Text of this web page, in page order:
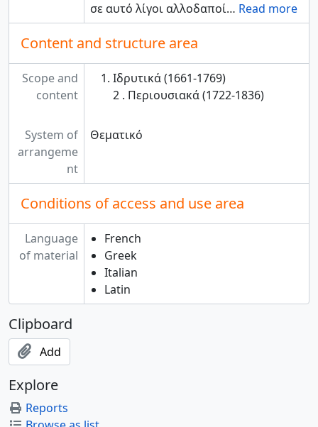
σε αυτό λίγοι αλλοδαποί… Read more
Content and structure area
Scope and
content
Ιδρυτικά (1661-1769)
2 . Περιουσιακά (1722-1836)
System of
arrangeme
nt
Θεματικό
Conditions of access and use area
Language
of material
French
Greek
Italian
Latin
Clipboard
Add
Explore
Reports